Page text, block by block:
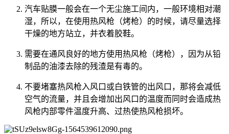
汽车贴膜一般会在一个无尘施工间内，一般环境相对潮
湿，所以，在使用热风枪（烤枪）的时候，请尽量选择
干燥的地方站立，并衣着胶鞋。
需要在通风良好的地方使用热风枪（烤枪），因为从铅
制品的油漆去除的残渣是有毒的。
不要堵塞热风枪入风口或白铁管的出风口，那将会减低
空气的流量，并且会增加出风口的温度而同时会造成热
风枪内部零件温度升高、过热使热风枪损坏。